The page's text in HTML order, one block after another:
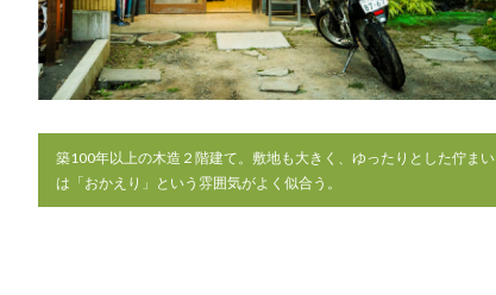
築100年以上の木造２階建て。敷地も大きく、ゆったりとした佇まい
は「おかえり」という雰囲気がよく似合う。